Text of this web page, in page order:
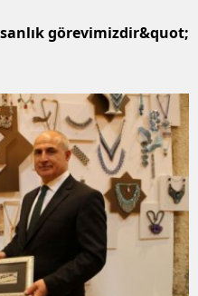
görevimizdir&quot;